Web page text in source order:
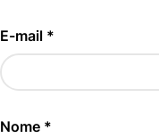
E-mail *
Nome *